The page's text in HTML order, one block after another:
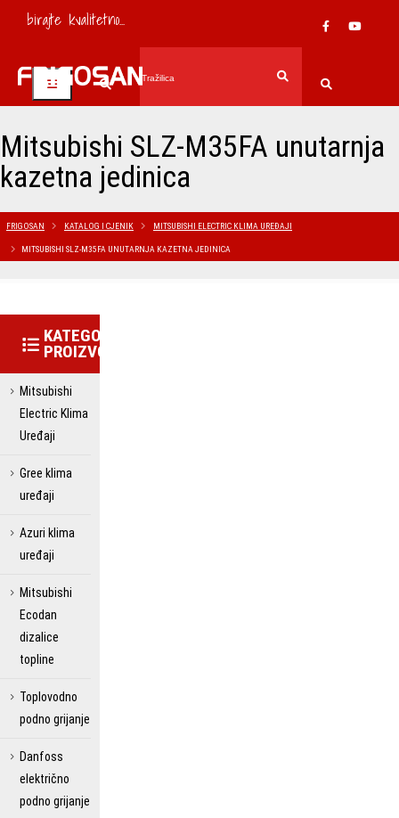
birajte kvalitetno...
Mitsubishi SLZ-M35FA unutarnja
kazetna jedinica
FRIGOSAN KATALOG I CJENIK MITSUBISHI ELECTRIC KLIMA UREĐAJI
MITSUBISHI SLZ-M35FA UNUTARNJA KAZETNA JEDINICA
KATEGORIJE
PROIZVODA
Mitsubishi
Electric Klima
Uređaji
Gree klima
uređaji
Azuri klima
uređaji
Mitsubishi
Ecodan
dizalice
topline
Toplovodno
podno grijanje
Danfoss
električno
podno grijanje